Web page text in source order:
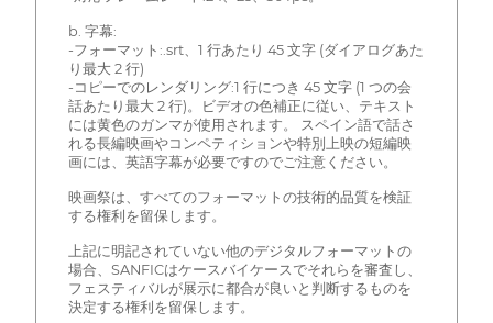
b. 字幕:
-フォーマット:.srt、1 行あたり 45 文字 (ダイアログあた
り最大 2 行)
-コピーでのレンダリング:1 行につき 45 文字 (1 つの会
話あたり最大 2 行)。ビデオの色補正に従い、テキスト
には黄色のガンマが使用されます。 スペイン語で話さ
れる長編映画やコンペティションや特別上映の短編映
画には、英語字幕が必要ですのでご注意ください。
映画祭は、すべてのフォーマットの技術的品質を検証
する権利を留保します。
上記に明記されていない他のデジタルフォーマットの
場合、SANFICはケースバイケースでそれらを審査し、
フェスティバルが展示に都合が良いと判断するものを
決定する権利を留保します。